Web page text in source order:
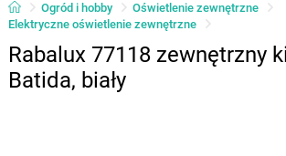
Ogród i hobby
Oświetlenie zewnętrzne
Elektryczne oświetlenie zewnętrzne
Rabalux 77118 zewnętrzny
Batida, biały